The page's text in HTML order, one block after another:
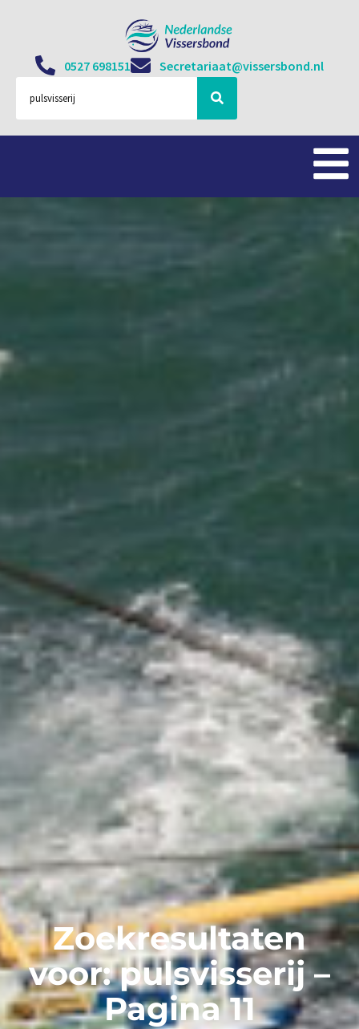
0527 698151 Secretariaat@vissersbond.nl
Zoekresultaten
voor: pulsvisserij –
Pagina 11